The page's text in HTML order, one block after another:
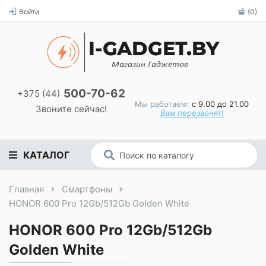
Войти (0)
+375 (44) 500-70-62
Звоните сейчас! Мы работаем: с 9.00 до 21.00
Вам перезвонят!
КАТАЛОГ
Главная
Смартфоны
HONOR 600 Pro 12Gb/512Gb Golden White
HONOR 600 Pro 12Gb/512Gb
Golden White